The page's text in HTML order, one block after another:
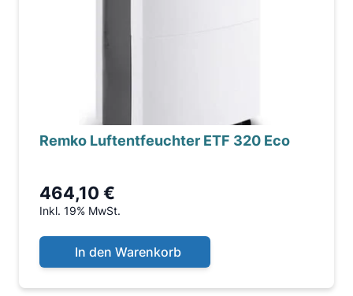
Remko Luftentfeuchter ETF 320 Eco
464,10 €
Inkl. 19% MwSt.
In den Warenkorb